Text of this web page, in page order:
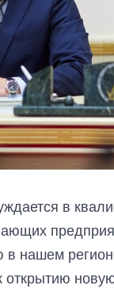
в
нашем
открытию